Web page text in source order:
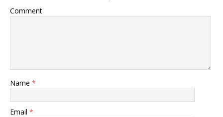
Comment
Name *
Email *